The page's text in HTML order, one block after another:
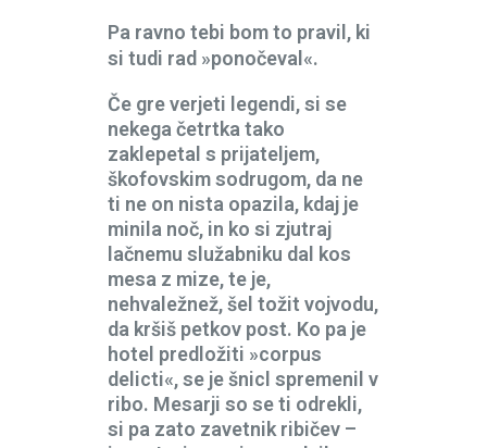
Pa ravno tebi bom to pravil, ki
si tudi rad »ponočeval«.
Če gre verjeti legendi, si se
nekega četrtka tako
zaklepetal s prijateljem,
škofovskim sodrugom, da ne
ti ne on nista opazila, kdaj je
minila noč, in ko si zjutraj
lačnemu služabniku dal kos
mesa z mize, te je,
nehvaležnež, šel tožit vojvodu,
da kršiš petkov post. Ko pa je
hotel predložiti »corpus
delicti«, se je šnicl spremenil v
ribo. Mesarji so se ti odrekli,
si pa zato zavetnik ribičev –